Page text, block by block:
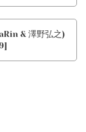
& 澤野弘之)